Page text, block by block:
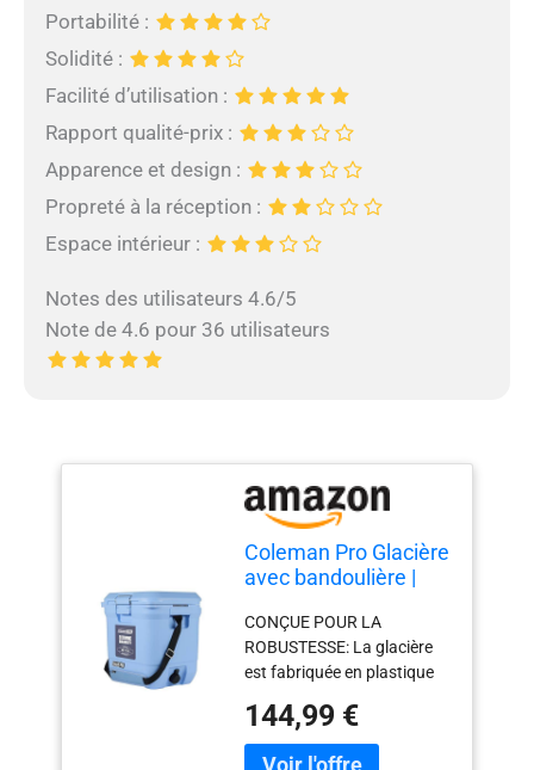
Portabilité :
Solidité :
Facilité d’utilisation :
Rapport qualité-prix :
Apparence et design :
Propreté à la réception :
Espace intérieur :
Notes des utilisateurs 4.6/5
Note de 4.6 pour 36 utilisateurs
Coleman Pro Glacière
avec bandoulière |
Contient la Glace
Pendant 3 Jours |
Isolation entièrement
en Mousse | Grande
glacière Portable
pour Une Utilisation
CONÇUE POUR LA
ROBUSTESSE: La glacière
est fabriquée en plastique
intérieure antibactérienne
réduit de 99,99 % la
144,99 €